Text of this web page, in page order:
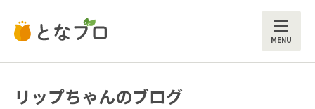
リップちゃんのブログ